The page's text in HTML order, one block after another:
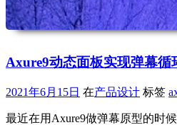
Axure9动态面板实现弹幕循
2021年6月15日 在产品设计 标签
最近在用Axure9做弹幕原型的时